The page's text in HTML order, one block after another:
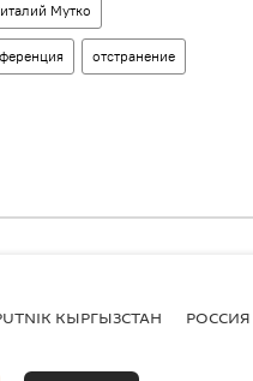
Мутко
отстранение
КЫРГЫЗСТАН РОССИЯ